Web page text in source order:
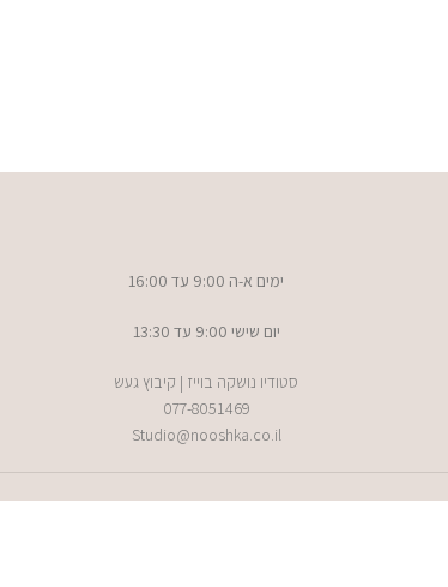
ימים א-ה 9:00 עד 16:00
יום שישי 9:00 עד 13:30
סטודיו נושקה בוייז | קיבוץ געש
077-8051469
Studio@nooshka.co.il